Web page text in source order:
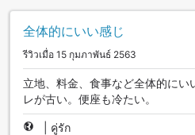
全体的にいい感じ
รีวิวเมื่อ 15 กุมภาพันธ์ 2563
立地、料金、食事など全体的にい
レが古い。便座も冷たい。
คู่รัก